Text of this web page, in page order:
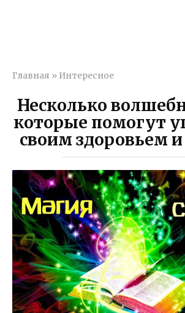
Главная » Интересное
Несколько
которые помогут
своим здоровьем